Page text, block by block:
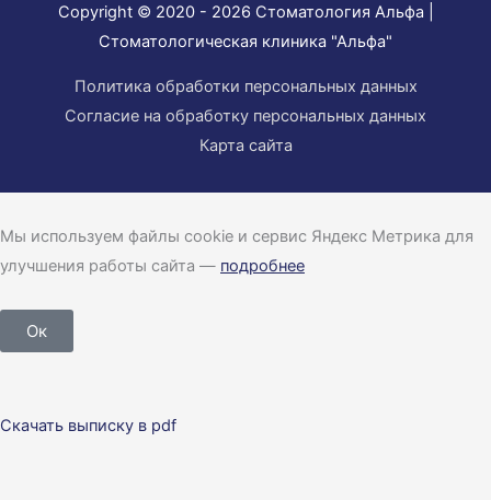
Copyright © 2020 - 2026 Стоматология Альфа
Стоматологическая клиника "Альфа"
Политика обработки персональных данных
Согласие на обработку персональных данных
Карта сайта
Мы используем файлы cookie и сервис Яндекс Метрика для
улучшения работы сайта — подробнее
Ок
Скачать выписку в pdf